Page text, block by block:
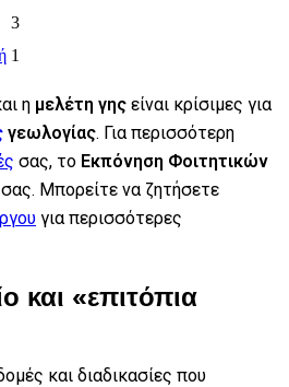
3
1
η μελέτη γης είναι κρίσιμες για
γεωλογίας. Για περισσότερη
σας, το Εκπόνηση Φοιτητικών
σας. Μπορείτε να ζητήσετε
για περισσότερες
και «επιτόπια
και διαδικασίες που